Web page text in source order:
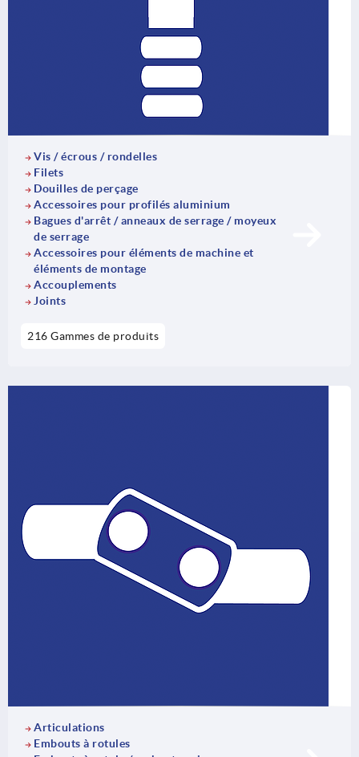
Vis / écrous / rondelles
Filets
Douilles de perçage
Accessoires pour profilés aluminium
Bagues d'arrêt / anneaux de serrage / moyeux
de serrage
Accessoires pour éléments de machine et
éléments de montage
Accouplements
Joints
216 Gammes de produits
Articulations
Embouts à rotules